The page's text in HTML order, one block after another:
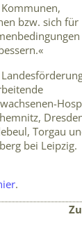
bzw. sich für
Torgau
bei Leipzig.
.